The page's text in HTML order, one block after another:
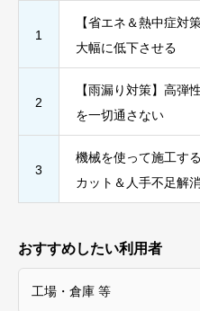
1
【省エネ＆熱中症対
大幅に低下させる
2
【雨漏り対策】高弾
を一切通さない
3
機械を使って施工す
カット＆人手不足解
おすすめしたい利用者
工場・倉庫 等